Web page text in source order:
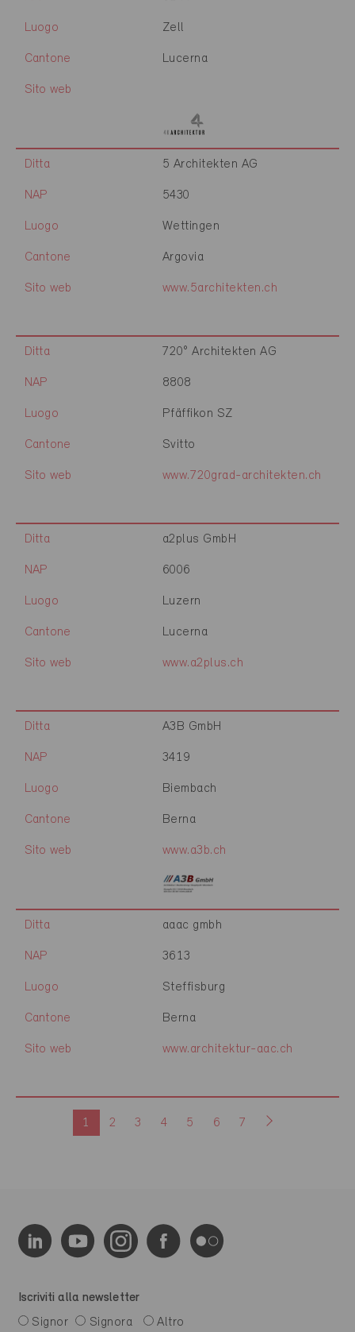
Luogo Zell
Cantone Lucerna
Sito web
Ditta 5 Architekten AG
NAP 5430
Luogo Wettingen
Cantone Argovia
Sito web www.5architekten.ch
Ditta 720° Architekten AG
NAP 8808
Luogo Pfäffikon SZ
Cantone Svitto
Sito web www.720grad-architekten.ch
Ditta a2plus GmbH
NAP 6006
Luogo Luzern
Cantone Lucerna
Sito web www.a2plus.ch
Ditta A3B GmbH
NAP 3419
Luogo Biembach
Cantone Berna
Sito web www.a3b.ch
Ditta aaac gmbh
NAP 3613
Luogo Steffisburg
Cantone Berna
Sito web www.architektur-aac.ch
1 2 3 4 5 6 7
Iscriviti alla newsletter
Signor
Signora Altro